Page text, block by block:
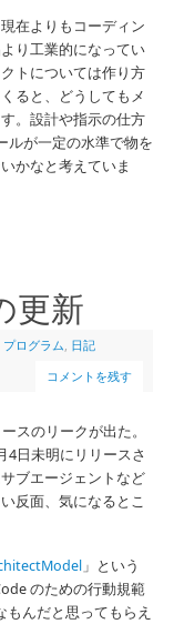
在よりもコーディン
り工業的になってい
トについては作り方
ると、どうしてもメ
。設計や指示の仕方
ルが一定の水準で物を
かなと考えていま
更新
ログラム 日記
コメントを残す
スのリークが出た。
4日未明にリリースさ
ブエージェントなど
反面、気になるとこ
」という
のための行動規範
んだと思ってもらえ